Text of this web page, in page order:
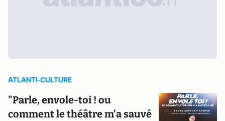
ATLANTI-CULTURE
"Parle, envole-toi ! ou
comment le théâtre m’a sauvé